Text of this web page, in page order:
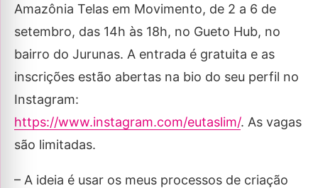
Amazônia Telas em Movimento, de 2 a 6 de
setembro, das 14h às 18h, no Gueto Hub, no
bairro do Jurunas. A entrada é gratuita e as
inscrições estão abertas na bio do seu perfil no
Instagram:
https://www.instagram.com/eutaslim/. As vagas
são limitadas.
– A ideia é usar os meus processos de criação